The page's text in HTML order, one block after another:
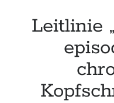
Leitlinie